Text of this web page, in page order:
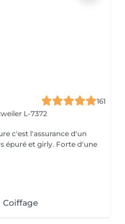
161
L-7372
c'est l'assurance d'un
épuré et girly. Forte d'une
Coiffage